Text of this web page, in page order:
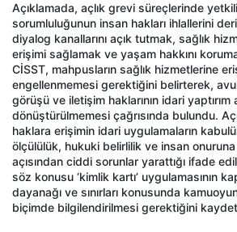
Açıklamada, açlık grevi süreçlerinde
sorumluluğunun insan hakları ihlallerini
diyalog kanallarını açık tutmak, sağlık
erişimi sağlamak ve yaşam hakkını
CİSST, mahpusların sağlık hizmetlerine
engellenmemesi gerektiğini belirterek,
görüşü ve iletişim haklarının idari yaptırım
dönüştürülmemesi çağrısında bulundu.
haklara erişimin idari uygulamaların
ölçülülük, hukuki belirlilik ve insan onuruna
açısından ciddi sorunlar yarattığı ifade
söz konusu ‘kimlik kartı’ uygulamasının
dayanağı ve sınırları konusunda
biçimde bilgilendirilmesi gerektiğini